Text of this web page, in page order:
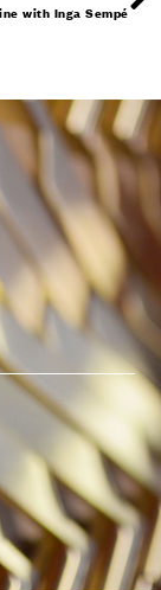
with Inga Sempé